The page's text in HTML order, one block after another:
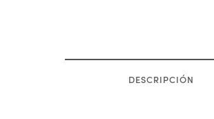
DESCRIPCIÓN